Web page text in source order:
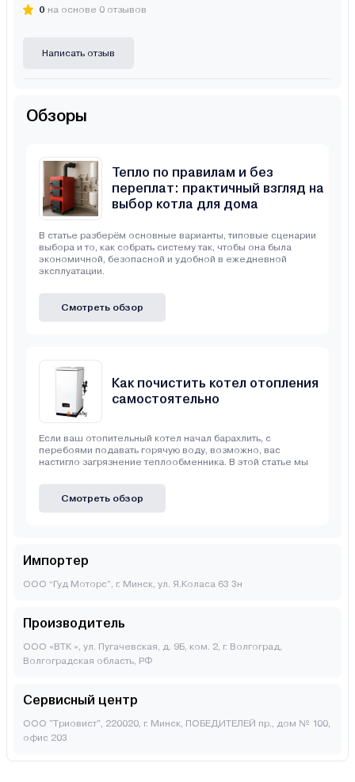
0 на основе 0 отзывов
Написать отзыв
Обзоры
Тепло по правилам и без
переплат: практичный взгляд на
выбор котла для дома
В статье разберём основные варианты, типовые сценарии
выбора и то, как собрать систему так, чтобы она была
экономичной, безопасной и удобной в ежедневной
эксплуатации.
Смотреть обзор
Как почистить котел отопления
самостоятельно
Если ваш отопительный котел начал барахлить, с
перебоями подавать горячую воду, возможно, вас
настигло загрязнение теплообменника. В этой статье мы
Смотреть обзор
Импортер
ООО “Гуд Моторс”, г. Минск, ул. Я.Коласа 63 3н
Производитель
ООО «ВТК », ул. Пугачевская, д. 9Б, ком. 2, г. Волгоград,
Волгоградская область, РФ
Сервисный центр
ООО "Триовист", 220020, г. Минск, ПОБЕДИТЕЛЕЙ пр., дом № 100,
офис 203